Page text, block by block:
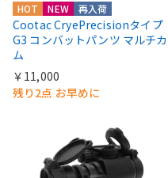
HOT NEW 再入荷
Cootac CryePrecisionタイプ
G3 コンバットパンツ マルチカ
ム
￥11,000
残り2点 お早めに